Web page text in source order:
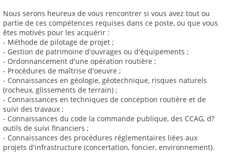
Nous serons heureux de vous rencontrer si vous avez tout ou
partie de ces compétences requises dans ce poste, ou que vous
êtes motivés pour les acquérir :
- Méthode de pilotage de projet ;
- Gestion de patrimoine d'ouvrages ou d'équipements ;
- Ordonnancement d'une opération routière ;
- Procédures de maîtrise d'oeuvre ;
- Connaissances en géologie, géotechnique, risques naturels
(rocheux, glissements de terrain) ;
- Connaissances en techniques de conception routière et de
suivi des travaux ;
- Connaissances du code la commande publique, des CCAG, d?
outils de suivi financiers ;
- Connaissances des procédures réglementaires liées aux
projets d'infrastructure (concertation, foncier, environnement).